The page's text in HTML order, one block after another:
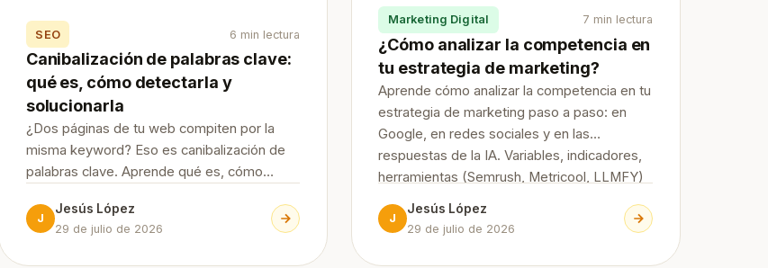
SEO 6 min lectura
Canibalización de palabras clave:
qué es, cómo detectarla y
solucionarla
¿Dos páginas de tu web compiten por la
misma keyword? Eso es canibalización de
palabras clave. Aprende qué es, cómo
formas de solucionarla (y evitarla) paso a
paso.
J
Jesús López
29 de julio de 2026
Marketing Digital 7 min lectura
¿Cómo analizar la competencia en
tu estrategia de marketing?
Aprende cómo analizar la competencia en tu
estrategia de marketing paso a paso: en
Google, en redes sociales y en las
respuestas de la IA. Variables, indicadores,
herramientas (Semrush, Metricool, LLMFY)
J
Jesús López
29 de julio de 2026